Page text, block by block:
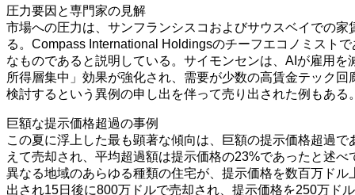
圧力要因と専門家の見解
市場への圧力は、サンフランシスコおよびサウスベイでの
る。Compass International Holdingsのチーフエコノミスト
なものであると説明している。サイモンセンは、AIが雇用
所得層集中」効果が強化され、需要が少数の高賃金テック
検討するという異例の申し出を伴って売り出された例もある。
巨額な提示価格超過の事例
この夏に浮上した最も顕著な傾向は、巨額の提示価格超過
えて売却され、平均超過額は提示価格の23%であったと述
異なる地域のあらゆる種類の住宅が、提示価格を数百万ド
出され15日後に800万ドルで売却され、提示価格を250万ド